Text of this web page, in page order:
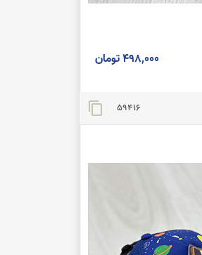
498,000 تومان
59416
content_copy